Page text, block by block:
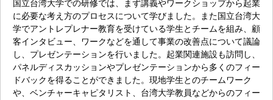
国立台湾大学での研修では、まず講義やワークショップから起業
に必要な考え方のプロセスについて学びました。また国立台湾大
学でアントレプレナー教育を受けている学生とチームを組み、顧
客インタビュー、ワークなどを通して事業の改善点について議論
し、プレゼンテーションを行いました。起業関連施設も訪問し、
パネルディスカッションやプレゼンテーションから多くのフィー
ドバックを得ることができました。現地学生とのチームワーク
や、ベンチャーキャピタリスト、台湾大学教員などからのフィー